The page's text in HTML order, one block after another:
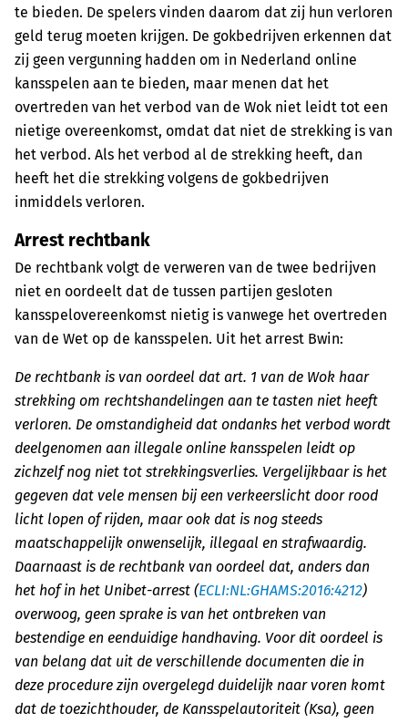
te bieden. De spelers vinden daarom dat zij hun verloren
geld terug moeten krijgen. De gokbedrijven erkennen dat
zij geen vergunning hadden om in Nederland online
kansspelen aan te bieden, maar menen dat het
overtreden van het verbod van de Wok niet leidt tot een
nietige overeenkomst, omdat dat niet de strekking is van
het verbod. Als het verbod al de strekking heeft, dan
heeft het die strekking volgens de gokbedrijven
inmiddels verloren.
Arrest rechtbank
De rechtbank volgt de verweren van de twee bedrijven
niet en oordeelt dat de tussen partijen gesloten
kansspelovereenkomst nietig is vanwege het overtreden
van de Wet op de kansspelen. Uit het arrest Bwin:
De rechtbank is van oordeel dat art. 1 van de Wok haar
strekking om rechtshandelingen aan te tasten niet heeft
verloren. De omstandigheid dat ondanks het verbod wordt
deelgenomen aan illegale online kansspelen leidt op
zichzelf nog niet tot strekkingsverlies. Vergelijkbaar is het
gegeven dat vele mensen bij een verkeerslicht door rood
licht lopen of rijden, maar ook dat is nog steeds
maatschappelijk onwenselijk, illegaal en strafwaardig.
Daarnaast is de rechtbank van oordeel dat, anders dan
het hof in het Unibet-arrest (ECLI:NL:GHAMS:2016:4212)
overwoog, geen sprake is van het ontbreken van
bestendige en eenduidige handhaving. Voor dit oordeel is
van belang dat uit de verschillende documenten die in
deze procedure zijn overgelegd duidelijk naar voren komt
dat de toezichthouder, de Kansspelautoriteit (Ksa), geen